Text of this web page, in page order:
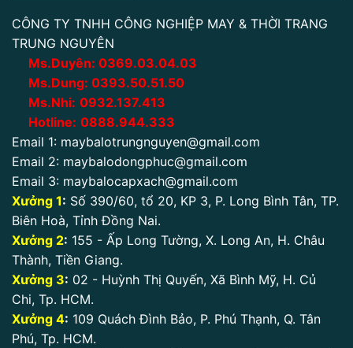
CÔNG TY TNHH CÔNG NGHIỆP MAY & THỜI TRANG
TRUNG NGUYÊN
Ms.Duyên: 0369.03.04.03
Ms.Dung: 0393.50.51.50
Ms.Nhi: 0932.137.413
Hotline: 0888.944.333
Email 1: maybalotrungnguyen@gmail.com
Email 2: maybalodongphuc@gmail.com
Email 3: maybalocapxach@gmail.com
Xưởng 1: Số 390/60, tổ 20, KP 3, P. Long Bình Tân, TP.
Biên Hoà, Tỉnh Đồng Nai.
Xưởng 2: 155 - Ấp Long Tường, X. Long An, H. Châu
Thành, Tiền Giang.
Xưởng 3: 02 - Huỳnh Thị Quyến, Xã Bình Mỹ, H. Củ
Chi, Tp. HCM.
Xưởng 4: 109 Quách Đình Bảo, P. Phú Thạnh, Q. Tân
Phú, Tp. HCM.